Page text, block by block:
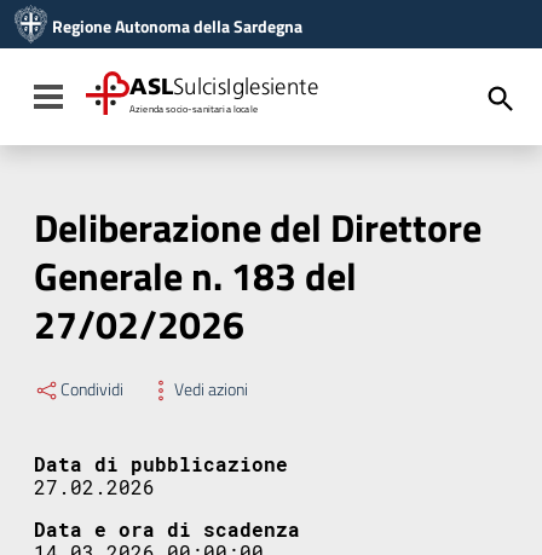
Vai al menu di navigazione
Vai al footer
Regione Autonoma della Sardegna
Toggle navigation
ASLSulcisIglesiente
Azienda socio-sanitaria locale
Deliberazione del Direttore
Generale n. 183 del
27/02/2026
Condividi Vedi azioni
Data di pubblicazione
27.02.2026
Data e ora di scadenza